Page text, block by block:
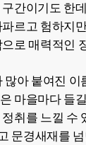
간이기도 한
르고 험하지
로 매력적인
많아 붙여진 이
마을마다 들
취를 느낄 수
문경새재를